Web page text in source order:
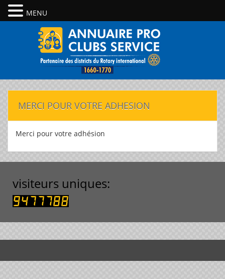
MERCI POUR VOTRE ADHESION
Merci pour votre adhésion
visiteurs uniques:
MENU